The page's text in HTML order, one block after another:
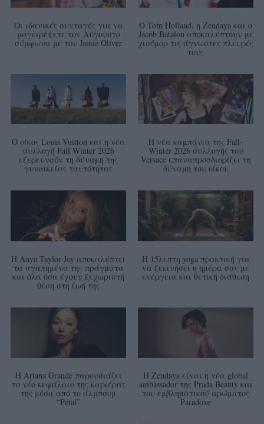
Οι ιδανικές συνταγές για να
μαγειρέψετε τον Αύγουστο
σύμφωνα με τον Jamie Oliver
Ο Tom Holland, η Zendaya και ο
Jacob Batalon αποκαλύπτουν με
χιούμορ τις άγνωστες πλευρές
τους
Ο οίκος Louis Vuitton και η νέα
συλλογή Fall Winter 2026
εξερευνούν τη δύναμη της
γυναικείας ταυτότητας
Η νέα καμπάνια της Fall-
Winter 2026 συλλογής του
Versace επαναπροσδιορίζει τη
δύναμη του οίκου
Η Anya Taylor-Joy αποκαλύπτει
τα αγαπημένα της πράγματα
και όλα όσα έχουν ξεχωριστή
θέση στη ζωή της
Η 15λεπτη yoga πρακτική για
να ξεκινήσει η ημέρα σας με
ενέργεια και θετική διάθεση
Η Ariana Grande παρουσιάζει
το νέο κεφάλαιο της καριέρας
της μέσα από το άλμπουμ
“Petal”
Η Zendaya είναι η νέα global
ambassador της Prada Beauty και
του εμβληματικού αρώματος
Paradoxe